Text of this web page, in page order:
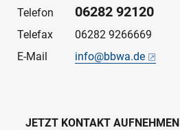
Telefon 06282 92120
Telefax
06282 9266669
E-Mail
info@bbwa.de
JETZT KONTAKT AUFNEHMEN